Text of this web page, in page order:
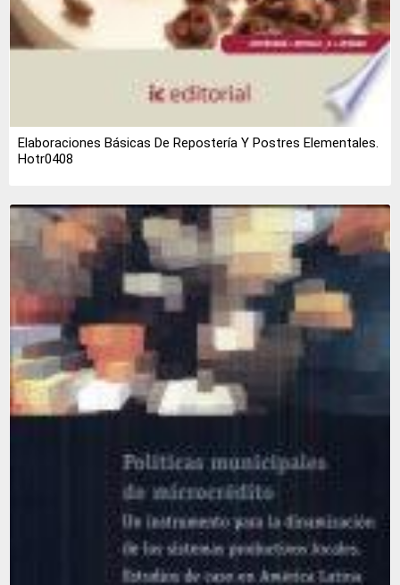
Elaboraciones Básicas De Repostería Y Postres Elementales.
Hotr0408